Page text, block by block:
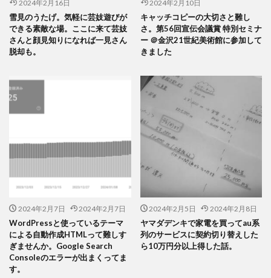
2024年2月16日
雪見のうたげ。気軽に芸妓遊びが
できる素敵な場。ここに来て芸妓
さんと顔見知りになれば一見さん
脱却も。
2024年2月10日
キャッチコピーの大切さと難し
さ。第56回宣伝会議賞 特別セミナ
ー ＠金沢21世紀美術館に参加して
きました
2024年2月7日 2024年2月7日
WordPressと使っているテーマ
による自動作成HTMLって難しす
ぎませんか。Google Search
Consoleのエラーが出まくってま
す。
2024年2月5日 2024年2月8日
ヤマダデンキで家電を買ってau系
列のサービスに契約切り替えした
ら10万円分以上得した話。